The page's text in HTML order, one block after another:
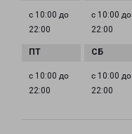
с 10:00 до
22:00
с 10:00 до
22:00
с 10:00 до
22:00
с 10:00 до
22:00